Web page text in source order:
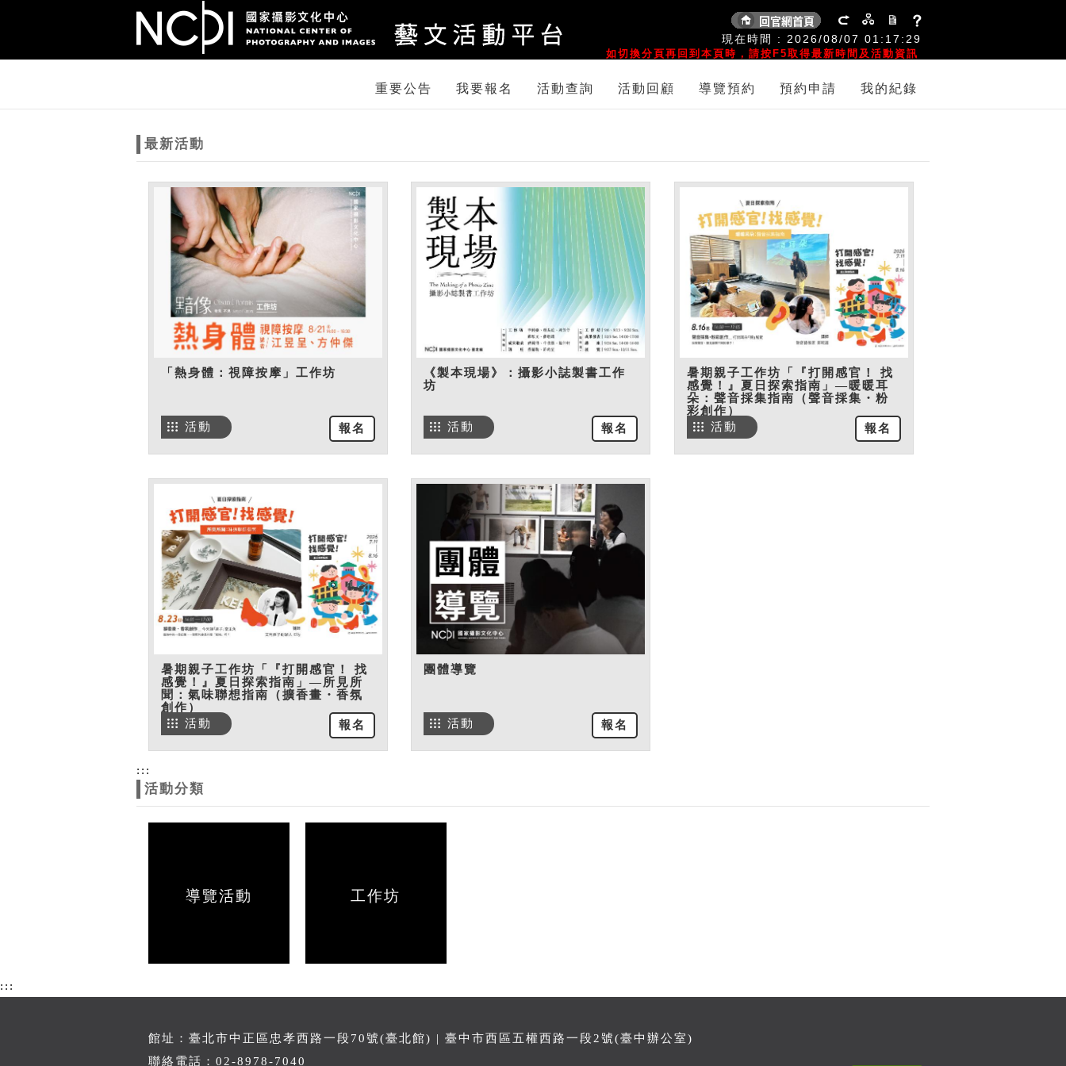
現在時間 : 2026/08/07 01:17:29
如切換分頁再回到本頁時，請按F5取得最新時間及活動資訊
重要公告 我要報名 活動查詢 活動回顧 導覽預約 預約申請 我的紀錄
最新活動
「熱身體：視障按摩」工作坊
報名
活動
《製本現場》：攝影小誌製書工作
坊
報名
活動
暑期親子工作坊「『打開感官！ 找
感覺！』夏日探索指南」—暖暖耳
朵：聲音採集指南（聲音採集・粉
彩創作）
報名
活動
暑期親子工作坊「『打開感官！ 找
感覺！』夏日探索指南」—所見所
聞：氣味聯想指南（擴香畫・香氛
創作）
報名
活動
團體導覽
報名
活動
:::
活動分類
導覽活動 工作坊
:::
館址：臺北市中正區忠孝西路一段70號(臺北館) | 臺中市西區五權西路一段2號(臺中辦公室)
聯絡電話：02-8978-7040